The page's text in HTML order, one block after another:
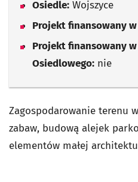
Osiedle: Wojszyce
Projekt finansowany w
Projekt finansowany w
Osiedlowego: nie
Zagospodarowanie terenu
zabaw, budową alejek
elementów małej